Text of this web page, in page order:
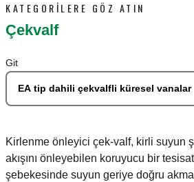
KATEGORILERE GÖZ ATIN
Çekvalf
Git
EA tip dahili çekvalfli küresel vanalar
Kirlenme önleyici çek-valf, kirli suyun
akışını önleyebilen koruyucu bir tesisat
şebekesinde suyun geriye doğru